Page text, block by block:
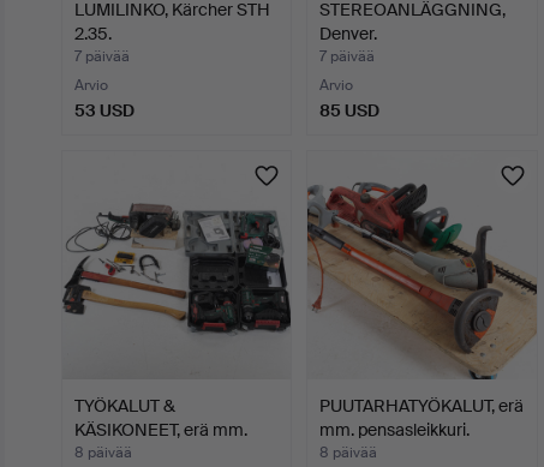
LUMILINKO, Kärcher STH
2.35.
7 päivää
Arvio
53 USD
STEREOANLÄGGNING,
Denver.
7 päivää
Arvio
85 USD
TYÖKALUT &
KÄSIKONEET, erä mm.
naulain.
8 päivää
PUUTARHATYÖKALUT, erä
mm. pensasleikkuri.
8 päivää